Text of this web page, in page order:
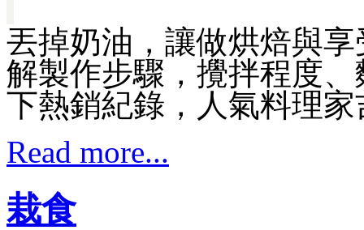
丟掉奶油，讓做烘焙與
解製作步驟，攪拌程度
下熱銷紀錄，人氣料理
Read more...
栽食